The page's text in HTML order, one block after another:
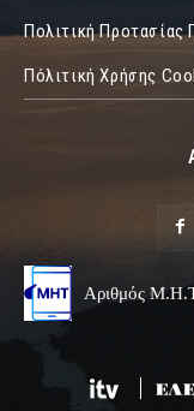
Πολιτική
Πόλιτική Χρήσης
Αριθμός